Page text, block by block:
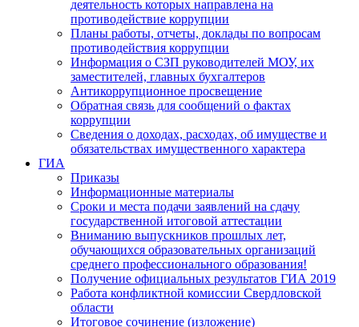
деятельность которых направлена на
противодействие коррупции
Планы работы, отчеты, доклады по вопросам
противодействия коррупции
Информация о СЗП руководителей МОУ, их
заместителей, главных бухгалтеров
Антикоррупционное просвещение
Обратная связь для сообщений о фактах
коррупции
Сведения о доходах, расходах, об имуществе и
обязательствах имущественного характера
ГИА
Приказы
Информационные материалы
Сроки и места подачи заявлений на сдачу
государственной итоговой аттестации
Вниманию выпускников прошлых лет,
обучающихся образовательных организаций
среднего профессионального образования!
Получение официальных результатов ГИА 2019
Работа конфликтной комиссии Свердловской
области
Итоговое сочинение (изложение)